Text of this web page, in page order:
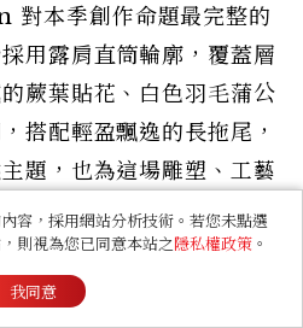
本季創作命題最完整的
用露肩直筒輪廓，覆蓋層
蕨葉貼花、白色羽毛蒲公
搭配輕盈飄逸的長拖尾，
題，也為這場雕塑、工藝
漫而詩意的結尾。
容，採用網站分析技術。若您未點選
則視為您已同意本站之隱私權政策 。
我同意